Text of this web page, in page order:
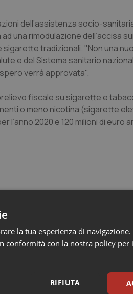
dell’assistenza socio-
una rimodulazione dell’accisa
tradizionali. "Non una
e del Sistema sanitario
verrà approvata".
fiscale su sigarette e
o meno nicotina (sigarette
2020 e 120 milioni di euro
le scorte Covid, le
sulle agende di
la tua esperienza di
conformità con la nostra policy per
RIFIUTA